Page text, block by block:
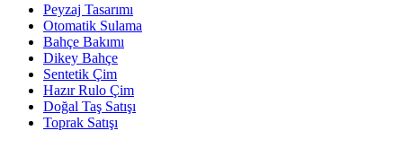
Peyzaj Tasarımı
Otomatik Sulama
Bahçe Bakımı
Dikey Bahçe
Sentetik Çim
Hazır Rulo Çim
Doğal Taş Satışı
Toprak Satışı